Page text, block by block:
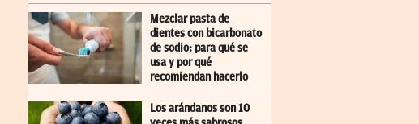
Mezclar pasta de
dientes con bicarbonato
de sodio: para qué se
usa y por qué
recomiendan hacerlo
Los arándanos son 10